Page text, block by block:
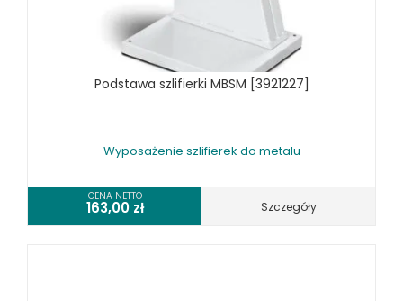
WYPOSAŻENIE PIŁ TARCZOWYCH DO METALU
WYPOSAŻENIE PIŁ TAŚMOWYCH DO METALU
WYPOSAŻENIE PRAS
WYPOSAŻENIE SPĘCZAREK
WYPOSAŻENIE WALCAREK
WYPOSAŻENIE WIERTAREK DO METALU
WYPOSAŻENIE WYKRAWAREK
Podstawa szlifierki MBSM [3921227]
Wyposażenie szlifierek do metalu
CENA NETTO
163,00 zł Szczegóły